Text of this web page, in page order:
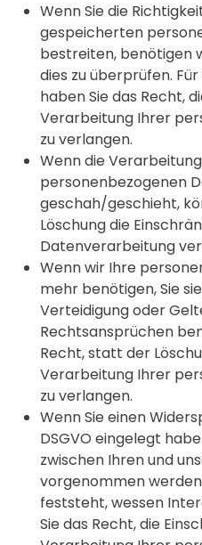
Wenn Sie die
gespeicherten
bestreiten, benötigen
dies zu überprüfen.
haben Sie das Recht,
Verarbeitung Ihrer
zu verlangen.
Wenn die
personenbezogenen
geschah/geschieht,
Löschung die
Datenverarbeitung
Wenn wir Ihre
mehr benötigen, Sie
Verteidigung oder
Rechtsansprüchen
Recht, statt der
Verarbeitung Ihrer
zu verlangen.
Wenn Sie einen
DSGVO eingelegt
zwischen Ihren und
vorgenommen
feststeht, wessen
Sie das Recht, die